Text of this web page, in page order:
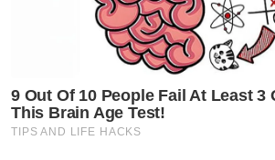
Jelas beliau, individu yang
dikenakan tindakan di bawah
Akta Hasutan, Seksyen 233
dan Multimedia 1998, Seksyen
505(b) Kanun Keseksaan serta